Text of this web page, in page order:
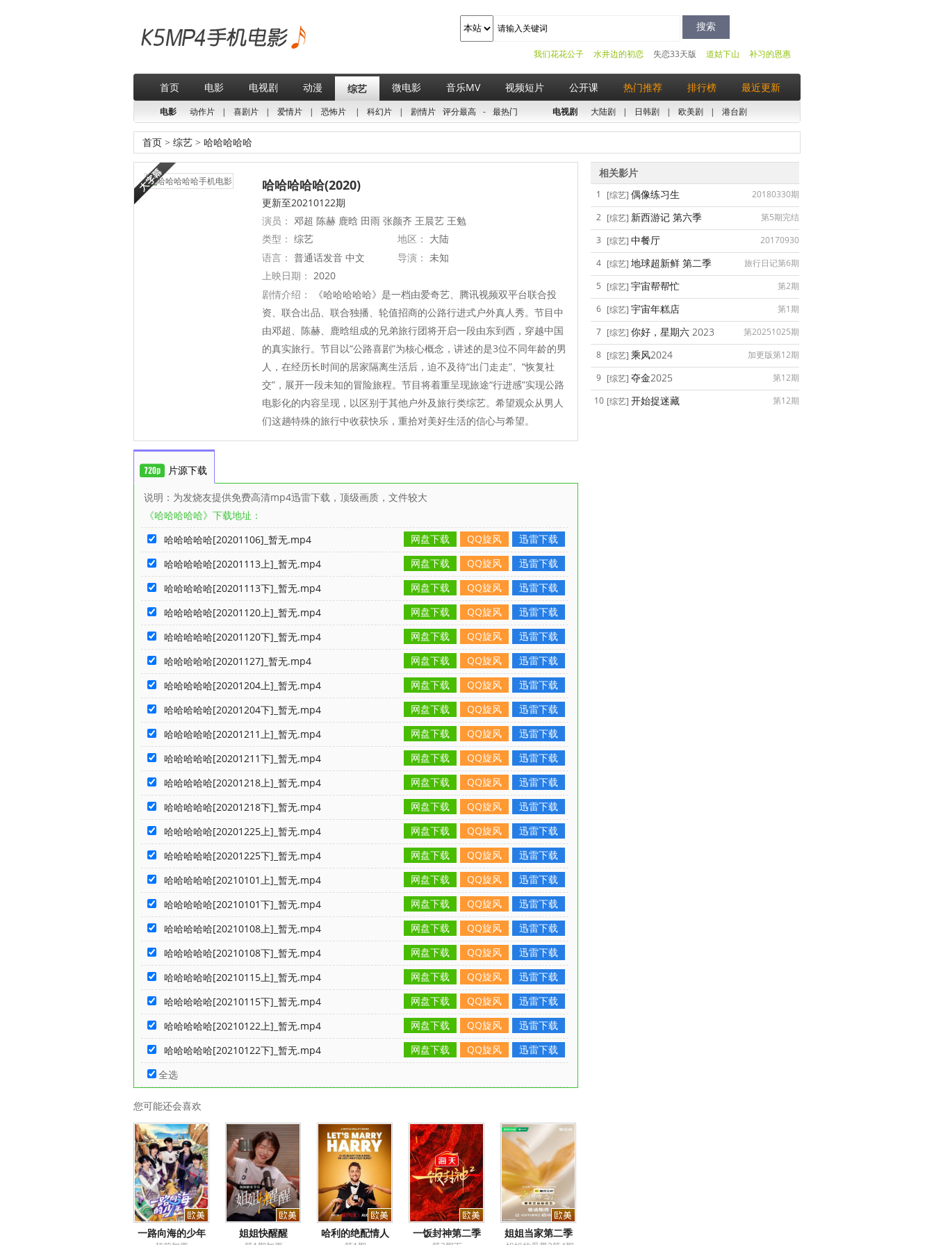
补习的恩惠
道姑下山
失恋33天版
水井边的初恋
我们花花公子
首页 电影 电视剧 动漫 综艺 微电影 音乐MV 视频短片 公开课 热门推荐 排行榜 最近更新
电影 动作片 | 喜剧片 | 爱情片 | 恐怖片 | 科幻片 | 剧情片 评分最高 - 最热门 电视剧 大陆剧 | 日韩剧 | 欧美剧 | 港台剧
首页 > 综艺 > 哈哈哈哈哈
哈哈哈哈哈(2020)
更新至20210122期
演员： 邓超 陈赫 鹿晗 田雨 张颜齐 王晨艺 王勉
类型： 综艺 地区： 大陆
语言： 普通话发音 中文 导演： 未知
上映日期： 2020
剧情介绍：
《哈哈哈哈哈》是一档由爱奇艺、腾讯视频双平台联合投
资、联合出品、联合独播、轮值招商的公路行进式户外真人秀。节目中
由邓超、陈赫、鹿晗组成的兄弟旅行团将开启一段由东到西，穿越中国
的真实旅行。节目以“公路喜剧”为核心概念，讲述的是3位不同年龄的男
人，在经历长时间的居家隔离生活后，迫不及待“出门走走”、“恢复社
交”，展开一段未知的冒险旅程。节目将着重呈现旅途“行进感”实现公路
电影化的内容呈现，以区别于其他户外及旅行类综艺。希望观众从男人
们这趟特殊的旅行中收获快乐，重拾对美好生活的信心与希望。
片源下载
说明：为发烧友提供免费高清mp4迅雷下载，顶级画质，文件较大
《哈哈哈哈哈》下载地址：
哈哈哈哈哈[20201106]_暂无.mp4
迅雷下载
QQ旋风
网盘下载
哈哈哈哈哈[20201113上]_暂无.mp4
迅雷下载
QQ旋风
网盘下载
哈哈哈哈哈[20201113下]_暂无.mp4
迅雷下载
QQ旋风
网盘下载
哈哈哈哈哈[20201120上]_暂无.mp4
迅雷下载
QQ旋风
网盘下载
哈哈哈哈哈[20201120下]_暂无.mp4
迅雷下载
QQ旋风
网盘下载
哈哈哈哈哈[20201127]_暂无.mp4
迅雷下载
QQ旋风
网盘下载
哈哈哈哈哈[20201204上]_暂无.mp4
迅雷下载
QQ旋风
网盘下载
哈哈哈哈哈[20201204下]_暂无.mp4
迅雷下载
QQ旋风
网盘下载
哈哈哈哈哈[20201211上]_暂无.mp4
迅雷下载
QQ旋风
网盘下载
哈哈哈哈哈[20201211下]_暂无.mp4
迅雷下载
QQ旋风
网盘下载
哈哈哈哈哈[20201218上]_暂无.mp4
迅雷下载
QQ旋风
网盘下载
哈哈哈哈哈[20201218下]_暂无.mp4
迅雷下载
QQ旋风
网盘下载
哈哈哈哈哈[20201225上]_暂无.mp4
迅雷下载
QQ旋风
网盘下载
哈哈哈哈哈[20201225下]_暂无.mp4
迅雷下载
QQ旋风
网盘下载
哈哈哈哈哈[20210101上]_暂无.mp4
迅雷下载
QQ旋风
网盘下载
哈哈哈哈哈[20210101下]_暂无.mp4
迅雷下载
QQ旋风
网盘下载
哈哈哈哈哈[20210108上]_暂无.mp4
迅雷下载
QQ旋风
网盘下载
哈哈哈哈哈[20210108下]_暂无.mp4
迅雷下载
QQ旋风
网盘下载
哈哈哈哈哈[20210115上]_暂无.mp4
迅雷下载
QQ旋风
网盘下载
哈哈哈哈哈[20210115下]_暂无.mp4
迅雷下载
QQ旋风
网盘下载
哈哈哈哈哈[20210122上]_暂无.mp4
迅雷下载
QQ旋风
网盘下载
哈哈哈哈哈[20210122下]_暂无.mp4
迅雷下载
QQ旋风
网盘下载
全选
您可能还会喜欢
一路向海的少年 姐姐快醒醒 哈利的绝配情人 一饭封神第二季 姐姐当家第二季
相关影片
1 [综艺] 偶像练习生
20180330期
2 [综艺] 新西游记 第六季
第5期完结
3 [综艺] 中餐厅
20170930
4 [综艺] 地球超新鲜 第二季
旅行日记第6期
5 [综艺] 宇宙帮帮忙
第2期
6 [综艺] 宇宙年糕店
第1期
7 [综艺] 你好，星期六 2023
第20251025期
8 [综艺] 乘风2024
加更版第12期
9 [综艺] 夺金2025
第12期
10 [综艺] 开始捉迷藏 第12期